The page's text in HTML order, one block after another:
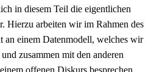
in diesem Teil die eigentlichen
Hierzu arbeiten wir im Rahmen des
an einem Datenmodell, welches wir
zusammen mit den anderen
offenen Diskurs besprechen,